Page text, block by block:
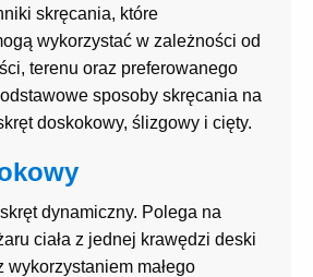
skręcania, które
wykorzystać w zależności od
terenu oraz preferowanego
sposoby skręcania na
doskokowy, ślizgowy i cięty.
dynamiczny. Polega na
ciała z jednej krawędzi deski
wykorzystaniem małego